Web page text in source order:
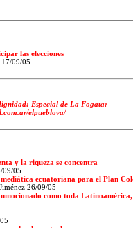
las elecciones
09/05
Especial de La Fogata:
elpueblova/
y la riqueza se concentra
09/05
ecuatoriana para el Plan
26/09/05
como toda